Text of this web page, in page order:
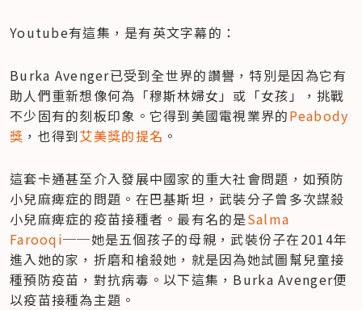
Youtube有這集，是有英文字幕的：
Burka Avenger已受到全世界的讚譽，特別是因為它有
助人們重新想像何為「穆斯林婦女」或「女孩」，挑戰
不少固有的刻板印象。它得到美國電視業界的Peabody
獎 ，也得到艾美獎的提名 。
這套卡通甚至介入發展中國家的重大社會問題，如預防
小兒麻痺症的問題。在巴基斯坦，武裝分子曾多次謀殺
小兒麻痺症的疫苗接種者。最有名的是Salma
Farooqi──她是五個孩子的母親，武裝份子在2014年
進入她的家，折磨和槍殺她，就是因為她試圖幫兒童接
種預防疫苗，對抗病毒。以下這集，Burka Avenger便
以疫苗接種為主題。